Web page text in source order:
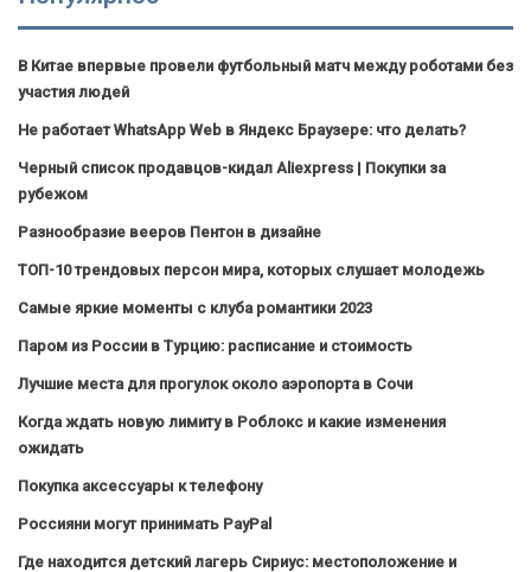
В Китае впервые провели футбольный матч между роботами без
участия людей
Не работает WhatsApp Web в Яндекс Браузере: что делать?
Черный список продавцов-кидал Aliexpress | Покупки за
рубежом
Разнообразие вееров Пентон в дизайне
ТОП-10 трендовых персон мира, которых слушает молодежь
Самые яркие моменты с клуба романтики 2023
Паром из России в Турцию: расписание и стоимость
Лучшие места для прогулок около аэропорта в Сочи
Когда ждать новую лимиту в Роблокс и какие изменения
ожидать
Покупка аксессуары к телефону
Россияни могут принимать PayPal
Где находится детский лагерь Сириус: местоположение и